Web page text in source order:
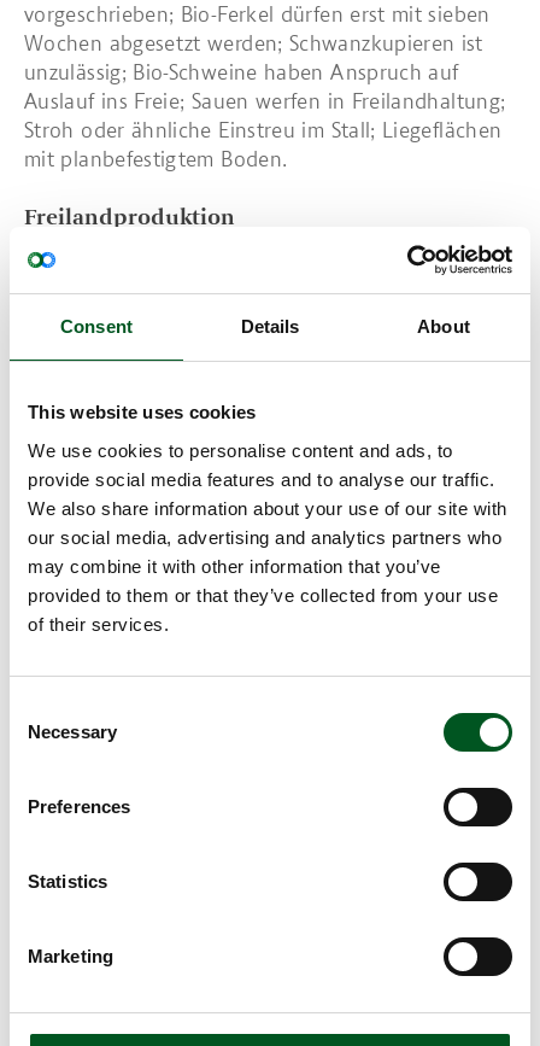
Consent Details About
This website uses cookies
We use cookies to personalise content and ads, to
provide social media features and to analyse our traffic.
We also share information about your use of our site with
our social media, advertising and analytics partners who
may combine it with other information that you’ve
provided to them or that they’ve collected from your use
of their services.
Selection
Necessary
Preferences
Statistics
Marketing
vorgeschrieben; Bio-Ferkel dürfen erst mit sieben
Wochen abgesetzt werden; Schwanzkupieren ist
unzulässig; Bio-Schweine haben Anspruch auf
Auslauf ins Freie; Sauen werfen in Freilandhaltung;
Stroh oder ähnliche Einstreu im Stall; Liegeflächen
mit planbefestigtem Boden.
Freilandproduktion
Freilandsauen werden komplett oder teilweise im
und bleiben bis zum Absetzen mit ihren Ferkeln im
Schweine bestehen besondere Vorschriften für die
Sonderproduktionen
Neben Bio- und Freiland-Schweinen gibt es sowohl
für den dänischen Markt als auch für den Export
eine Reihe von Sonderproduktionen, die spezielle
Anforderungen erfüllen, z.B. bezüglich Fleisch- und
etc.), Futterzusammensetzung und/oder Tierschutz.
Read more about Genetik